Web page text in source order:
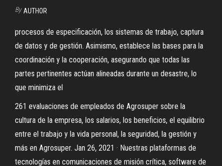
By AUTHOR
procesos de especificación, los sistemas de trabajo, captura
de datos y de gestión. Asimismo, establece las bases para la
coordinación y la cooperación, asegurando que todas las
partes pertinentes actúan alineadas durante un desastre, lo
que minimiza el
261 evaluaciones de empleados de Agrosuper sobre la
cultura de la empresa, los salarios, los beneficios, el equilibrio
entre el trabajo y la vida personal, la seguridad, la gestión y
más en Agrosuper. Jan 26, 2021 · Nuestras plataformas de
tecnologías en comunicaciones de misión crítica, software de